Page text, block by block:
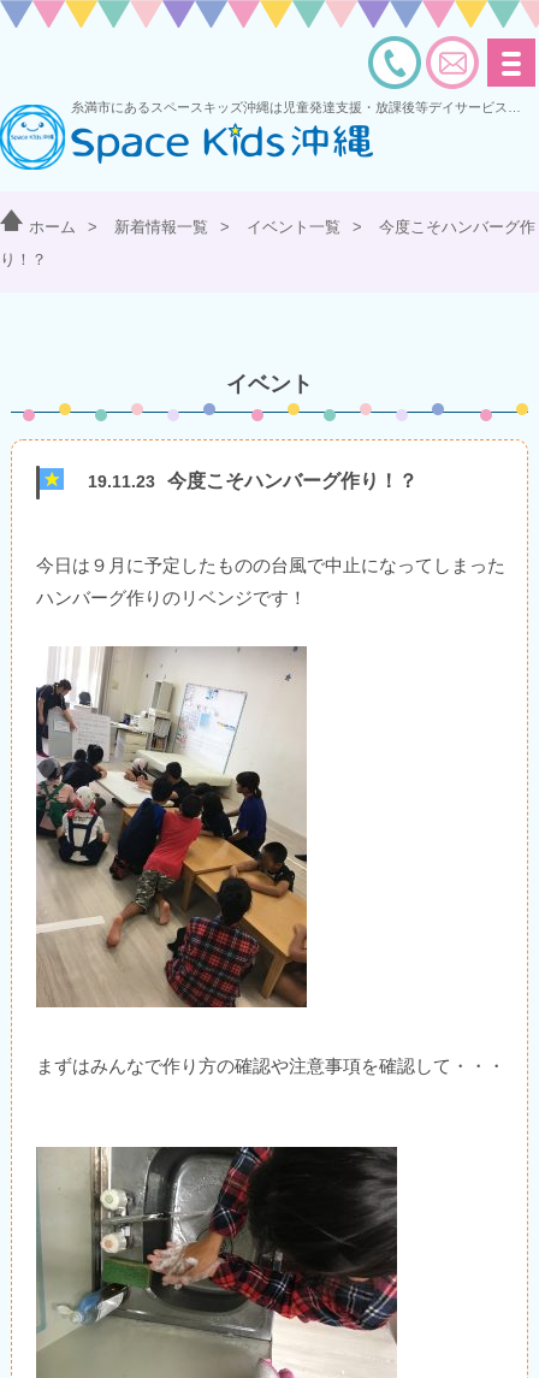
ホーム > 新着情報一覧 > イベント一覧 >
今度こそハンバーグ作
り！？
イベント
19.11.23 今度こそハンバーグ作り！？
今日は９月に予定したものの台風で中止になってしまった
ハンバーグ作りのリベンジです！
まずはみんなで作り方の確認や注意事項を確認して・・・